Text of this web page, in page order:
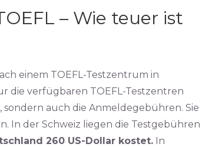
– Wie teuer ist
einem TOEFL-Testzentrum in
die verfügbaren TOEFL-Testzentren
auch die Anmeldegebühren. Sie
In der Schweiz liegen die Testgebühren
260 US-Dollar kostet. In